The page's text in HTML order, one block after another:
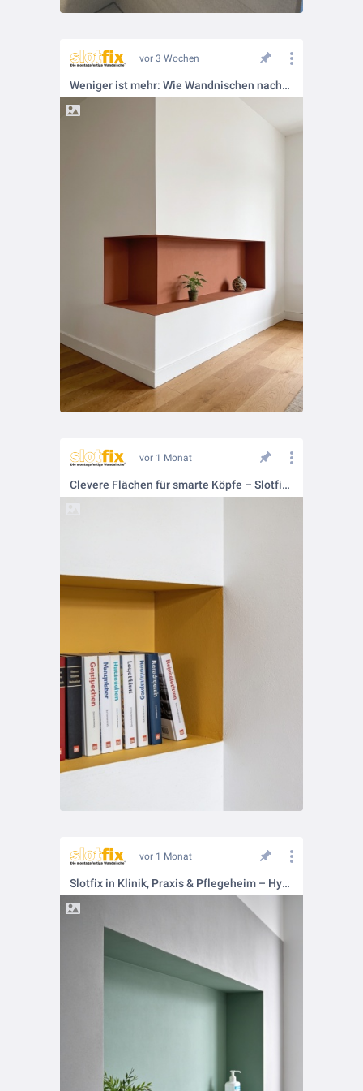
vor 3 Wochen
Weniger ist mehr: Wie Wandnischen nachhaltig Platz schaffen
vor 1 Monat
Clevere Flächen für smarte Köpfe – Slotfix in Schulen und Kitas
vor 1 Monat
Slotfix in Klinik, Praxis & Pflegeheim – Hygiene trifft Design